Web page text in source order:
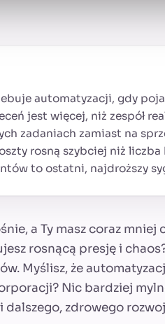
automatyzacji, gdy
jest więcej, niż zespół
zadaniach zamiast na
rosną szybciej niż
to ostatni, najdroższy
a Ty masz coraz mniej
rosnącą presję i
Myślisz, że
Nic bardziej
dalszego, zdrowego